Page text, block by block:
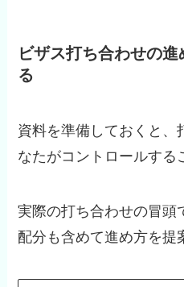
ビザス打ち合わせの
る
資料を準備しておくと、
なたがコントロールする
実際の打ち合わせの冒頭
配分も含めて進め方を提